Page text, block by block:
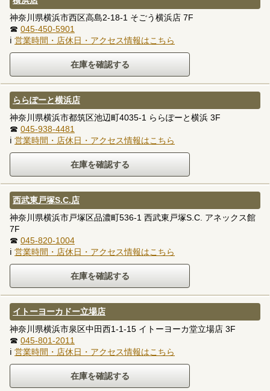
神奈川県横浜市西区高島2-18-1 そごう横浜店 7F
☎ 045-450-5901
ℹ 営業時間・店休日・アクセス情報はこちら
ららぽーと横浜店
神奈川県横浜市都筑区池辺町4035-1 ららぽーと横浜 3F
☎ 045-938-4481
ℹ 営業時間・店休日・アクセス情報はこちら
西武東戸塚S.C.店
神奈川県横浜市戸塚区品濃町536-1 西武東戸塚S.C. アネックス館
7F
☎ 045-820-1004
ℹ 営業時間・店休日・アクセス情報はこちら
イトーヨーカドー立場店
神奈川県横浜市泉区中田西1-1-15 イトーヨーカ堂立場店 3F
☎ 045-801-2011
ℹ 営業時間・店休日・アクセス情報はこちら